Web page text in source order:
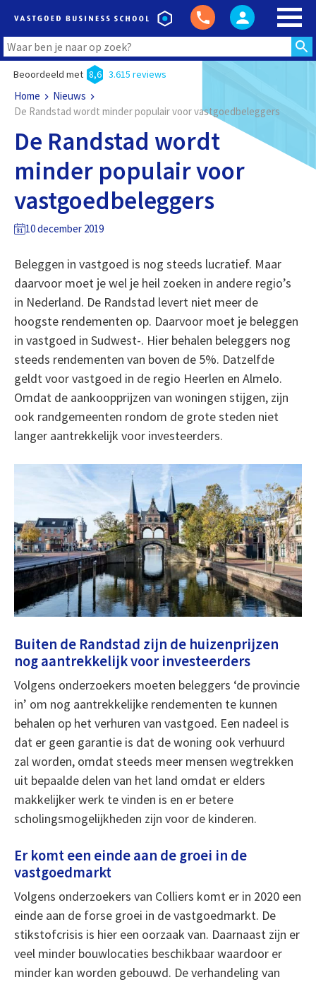
Beoordeeld met 8,6 3.615 reviews
Home
Nieuws
De Randstad wordt minder populair voor vastgoedbeleggers
De Randstad wordt
minder populair voor
vastgoedbeleggers
10 december 2019
Beleggen in vastgoed is nog steeds lucratief. Maar
daarvoor moet je wel je heil zoeken in andere regio’s
in Nederland. De Randstad levert niet meer de
hoogste rendementen op. Daarvoor moet je beleggen
in vastgoed in Sudwest-. Hier behalen beleggers nog
steeds rendementen van boven de 5%. Datzelfde
geldt voor vastgoed in de regio Heerlen en Almelo.
Omdat de aankoopprijzen van woningen stijgen, zijn
ook randgemeenten rondom de grote steden niet
langer aantrekkelijk voor investeerders.
Buiten de Randstad zijn de huizenprijzen
nog aantrekkelijk voor investeerders
Volgens onderzoekers moeten beleggers ‘de provincie
in’ om nog aantrekkelijke rendementen te kunnen
behalen op het verhuren van vastgoed. Een nadeel is
dat er geen garantie is dat de woning ook verhuurd
zal worden, omdat steeds meer mensen wegtrekken
uit bepaalde delen van het land omdat er elders
makkelijker werk te vinden is en er betere
scholingsmogelijkheden zijn voor de kinderen.
Er komt een einde aan de groei in de
vastgoedmarkt
Volgens onderzoekers van Colliers komt er in 2020 een
einde aan de forse groei in de vastgoedmarkt. De
stikstofcrisis is hier een oorzaak van. Daarnaast zijn er
veel minder bouwlocaties beschikbaar waardoor er
minder kan worden gebouwd. De verhandeling van